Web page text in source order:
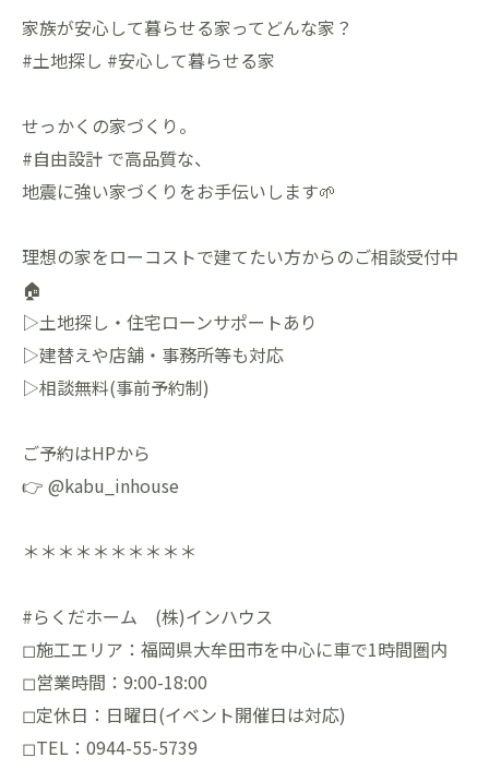
家族が安心して暮らせる家ってどんな家？
#土地探し #安心して暮らせる家
せっかくの家づくり。
#自由設計 で高品質な、
地震に強い家づくりをお手伝いします🌱
理想の家をローコストで建てたい方からのご相談受付中
🏠
▷土地探し・住宅ローンサポートあり
▷建替えや店舗・事務所等も対応
▷相談無料(事前予約制)
ご予約はHPから
👉 @kabu_inhouse
＊＊＊＊＊＊＊＊＊＊
#らくだホーム (株)インハウス
◻︎施工エリア：福岡県大牟田市を中心に車で1時間圏内
◻︎営業時間：9:00-18:00
◻︎定休日：日曜日(イベント開催日は対応)
◻︎TEL：0944-55-5739